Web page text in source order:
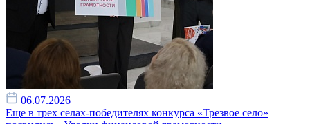
06.07.2026
Еще в трех селах-победителях конкурса «Трезвое село»